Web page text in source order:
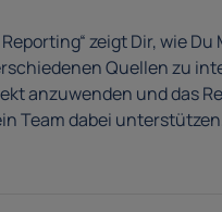
zeigt Dir, wie
Quellen zu
anzuwenden und das
Team dabei